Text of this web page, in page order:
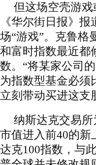
但这场空壳游
《华尔街日报》
场“游戏”。克鲁格
和富时指数最近都
数。“将某家公司
为指数型基金必须
立刻带动买进这支
纳斯达克交易
市值进入前40的新
达克100指数，与